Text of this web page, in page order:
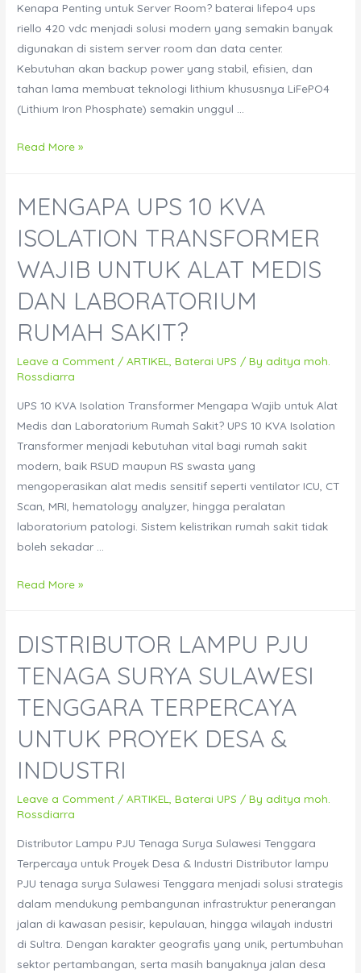
Kenapa Penting untuk Server Room? baterai lifepo4 ups
riello 420 vdc menjadi solusi modern yang semakin banyak
digunakan di sistem server room dan data center.
Kebutuhan akan backup power yang stabil, efisien, dan
tahan lama membuat teknologi lithium khususnya LiFePO4
(Lithium Iron Phosphate) semakin unggul …
Apa
LiFePO4
UPS
Riello
VDC
dan
Penting
Server
Room?
Read More »
MENGAPA UPS 10 KVA
ISOLATION TRANSFORMER
WAJIB UNTUK ALAT MEDIS
DAN LABORATORIUM
RUMAH SAKIT?
Leave a Comment /ARTIKEL ,Baterai UPS / Byaditya moh.
Rossdiarra
UPS 10 KVA Isolation Transformer Mengapa Wajib untuk Alat
Medis dan Laboratorium Rumah Sakit? UPS 10 KVA Isolation
Transformer menjadi kebutuhan vital bagi rumah sakit
modern, baik RSUD maupun RS swasta yang
mengoperasikan alat medis sensitif seperti ventilator ICU, CT
Scan, MRI, hematology analyzer, hingga peralatan
laboratorium patologi. Sistem kelistrikan rumah sakit tidak
boleh sekadar …
Mengapa
KVA
Transformer
Wajib
Alat
Medis
Laboratorium
Sakit?
Read More »
DISTRIBUTOR LAMPU PJU
TENAGA SURYA SULAWESI
TENGGARA TERPERCAYA
UNTUK PROYEK DESA &
INDUSTRI
Leave a Comment /ARTIKEL ,Baterai UPS / Byaditya moh.
Rossdiarra
Distributor Lampu PJU Tenaga Surya Sulawesi Tenggara
Terpercaya untuk Proyek Desa & Industri Distributor lampu
PJU tenaga surya Sulawesi Tenggara menjadi solusi strategis
dalam mendukung pembangunan infrastruktur penerangan
jalan di kawasan pesisir, kepulauan, hingga wilayah industri
di Sultra. Dengan karakter geografis yang unik, pertumbuhan
sektor pertambangan, serta masih banyaknya jalan desa